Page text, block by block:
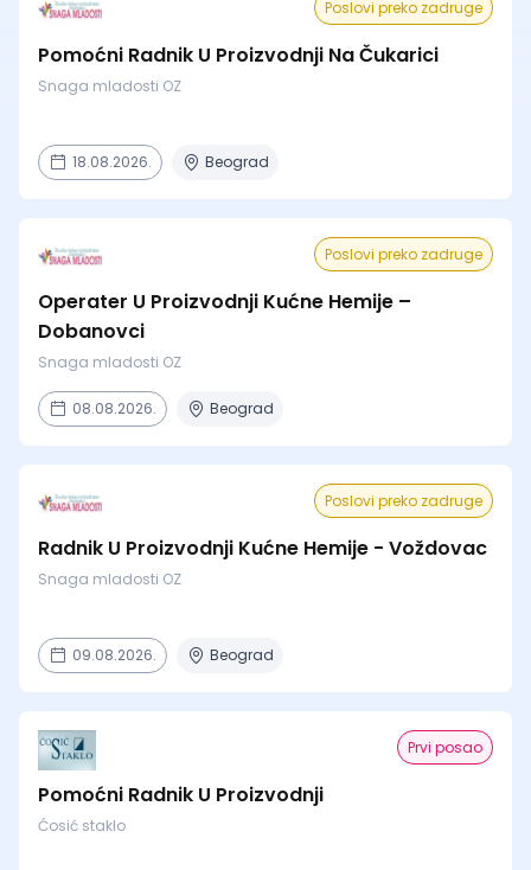
Poslovi preko zadruge
Pomoćni Radnik U Proizvodnji Na Čukarici
Snaga mladosti OZ
18.08.2026. Beograd
Poslovi preko zadruge
Operater U Proizvodnji Kućne Hemije –
Dobanovci
Snaga mladosti OZ
08.08.2026. Beograd
Poslovi preko zadruge
Radnik U Proizvodnji Kućne Hemije - Voždovac
Snaga mladosti OZ
09.08.2026. Beograd
Prvi posao
Pomoćni Radnik U Proizvodnji
Ćosić staklo